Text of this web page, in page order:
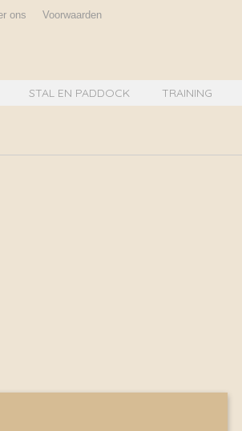
ons Voorwaarden
STAL EN PADDOCK TRAINING